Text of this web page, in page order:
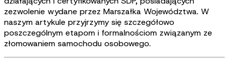
zezwolenie wydane przez Marszałka Województwa. W
naszym artykule przyjrzymy się szczegółowo
poszczególnym etapom i formalnościom związanym ze
złomowaniem samochodu osobowego.